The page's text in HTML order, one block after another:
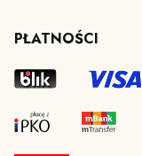
PŁATNOŚCI